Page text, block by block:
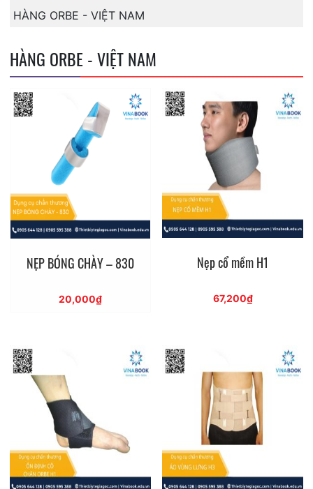
HÀNG ORBE - VIỆT NAM
HÀNG ORBE - VIỆT NAM
NẸP BÓNG CHÀY – 830
20,000₫
Nẹp cổ mềm H1
67,200₫